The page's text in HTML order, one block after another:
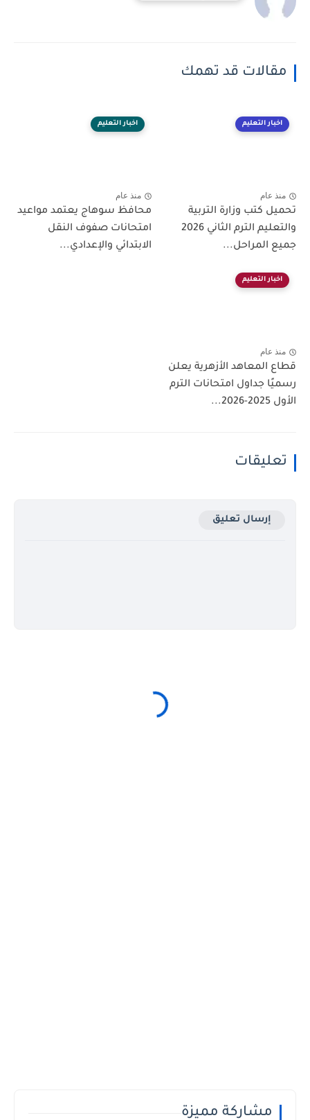
مقالات قد تهمك
اخبار التعليم
منذ عام
تحميل كتب وزارة التربية
والتعليم الترم الثاني 2026
جميع المراحل...
اخبار التعليم
منذ عام
محافظ سوهاج يعتمد مواعيد
امتحانات صفوف النقل
الابتدائي والإعدادي...
اخبار التعليم
منذ عام
قطاع المعاهد الأزهرية يعلن
رسميًا جداول امتحانات الترم
الأول 2025-2026...
تعليقات
إرسال تعليق
مشاركة مميزة